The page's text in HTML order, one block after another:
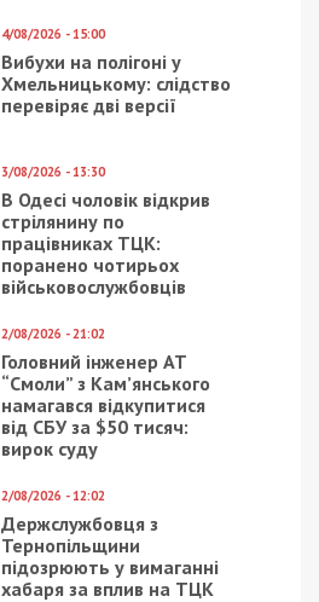
4/08/2026 - 15:00
Вибухи на полігоні у
Хмельницькому: слідство
перевіряє дві версії
3/08/2026 - 13:30
В Одесі чоловік відкрив
стрілянину по
працівниках ТЦК:
поранено чотирьох
військовослужбовців
2/08/2026 - 21:02
Головний інженер АТ
“Смоли” з Кам’янського
намагався відкупитися
від СБУ за $50 тисяч:
вирок суду
2/08/2026 - 12:02
Держслужбовця з
Тернопільщини
підозрюють у вимаганні
хабаря за вплив на ТЦК